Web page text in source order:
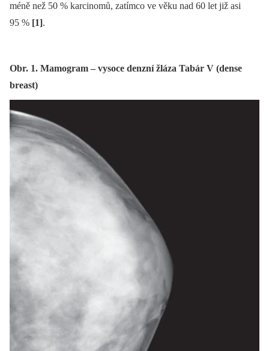
méně než 50 % karcinomů, zatímco ve věku nad 60 let již asi
95 % [1].
Obr. 1. Mamogram – vysoce denzní žláza Tabár V (dense
breast)